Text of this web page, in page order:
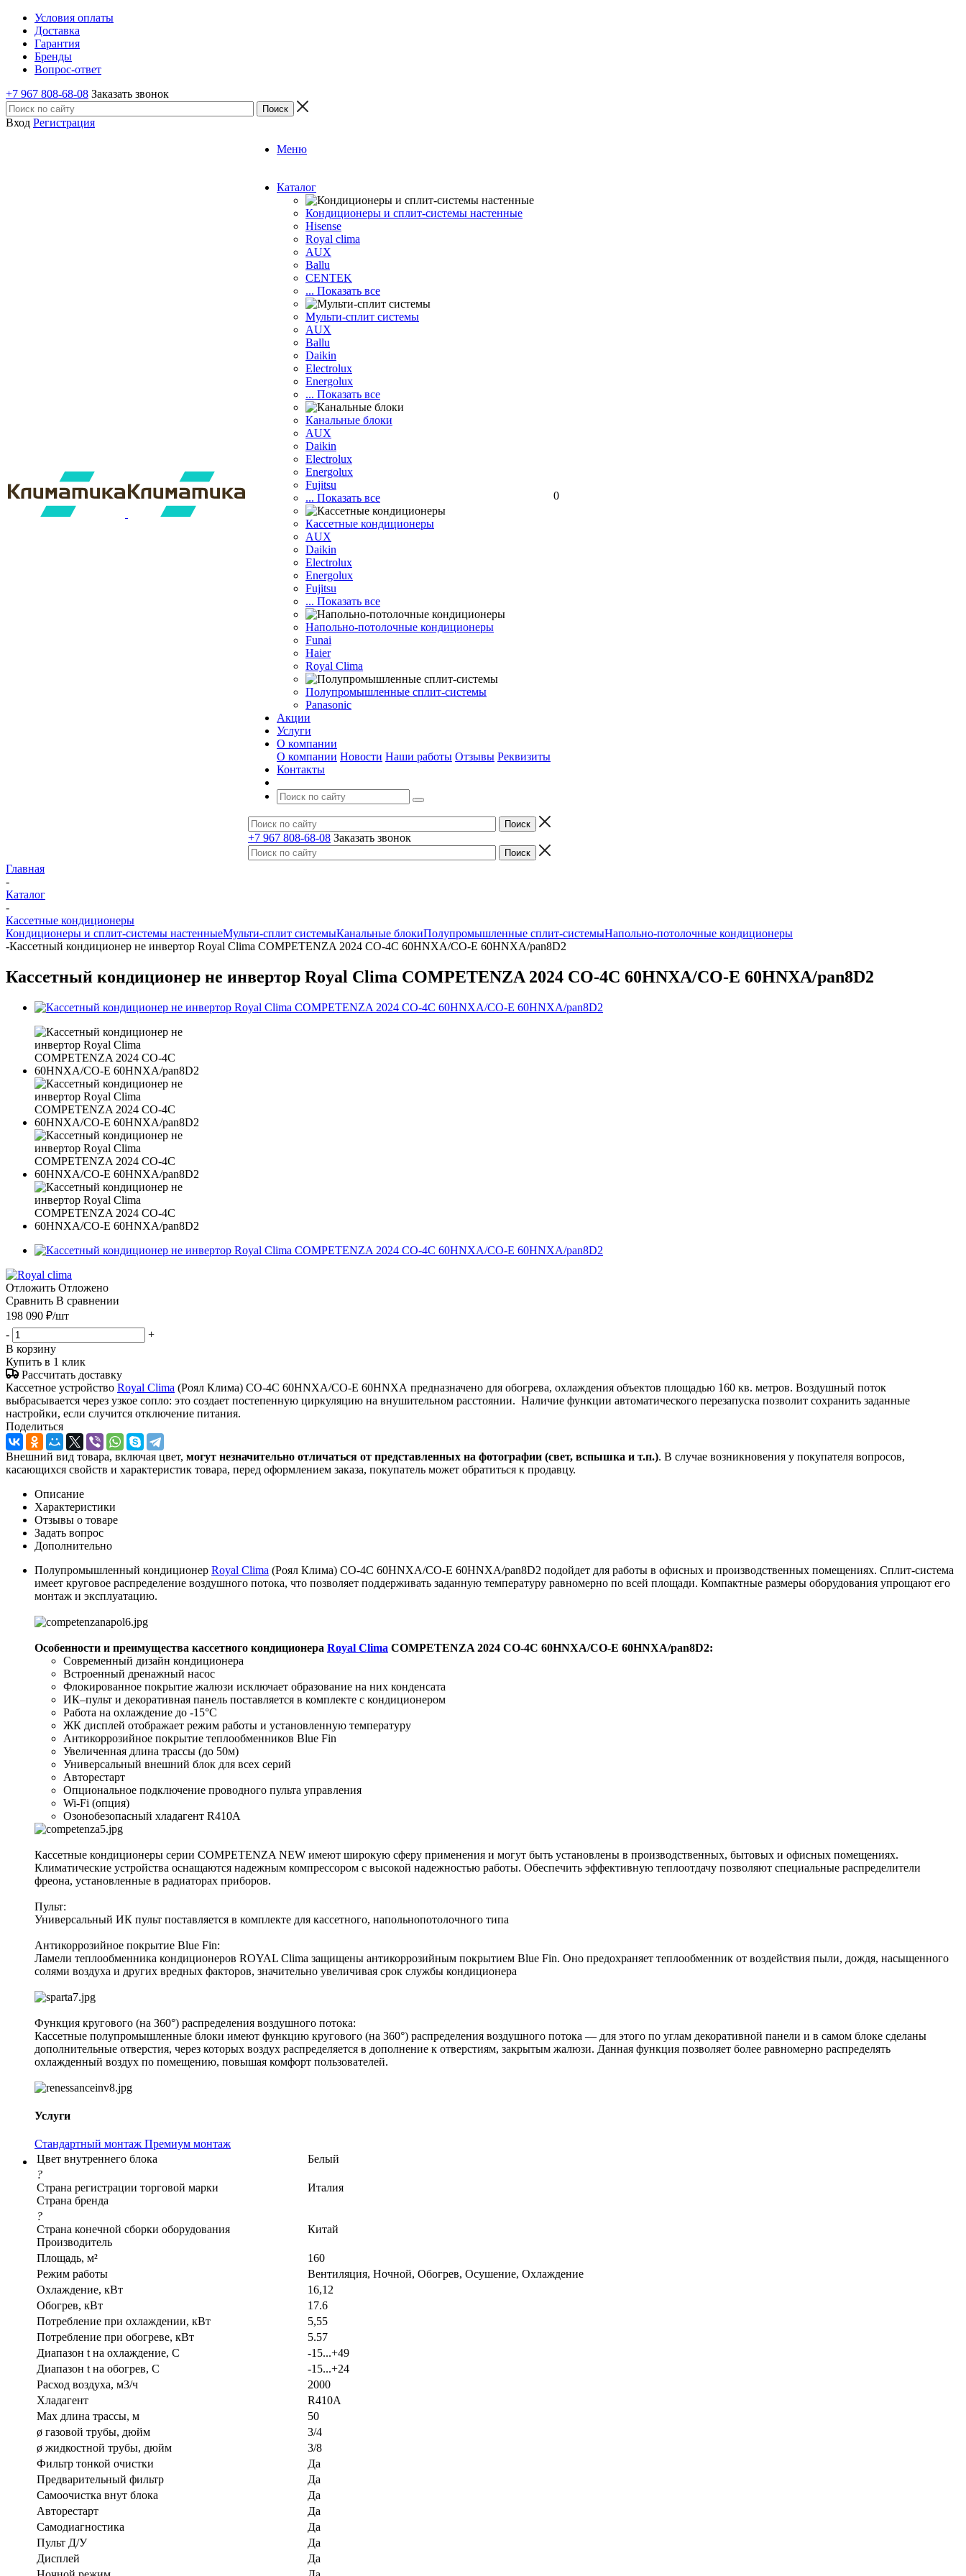
Условия оплаты
Доставка
Гарантия
Бренды
Вопрос-ответ
+7 967 808-68-08 Заказать звонок
Вход Регистрация
Меню
Каталог
Кондиционеры и сплит-системы настенные
Hisense
Royal clima
AUX
Ballu
CENTEK
... Показать все
Мульти-сплит системы
AUX
Ballu
Daikin
Electrolux
Energolux
... Показать все
Канальные блоки
AUX
Dаikin
Electrolux
Energolux
Fujitsu
... Показать все
Кассетные кондиционеры
AUX
Daikin
Electrolux
Energolux
Fujitsu
... Показать все
Напольно-потолочные кондиционеры
Funai
Haier
Royal Clima
Полупромышленные сплит-системы
Panasonic
Акции
Услуги
О компании
О компании Новости Наши работы Отзывы Реквизиты
Контакты
+7 967 808-68-08 Заказать звонок
0
Главная
-
Каталог
-
Кассетные кондиционеры
Кондиционеры и сплит-системы настенныеМульти-сплит системыКанальные блокиПолупромышленные сплит-системыНапольно-потолочные кондиционеры
-Кассетный кондиционер не инвертор Royal Clima COMPETENZA 2024 CO-4C 60HNXA/CO-E 60HNXA/pan8D2
Кассетный кондиционер не инвертор Royal Clima COMPETENZA 2024 CO-4C 60HNXA/CO-E 60HNXA/pan8D2
Отложить Отложено
Сравнить В сравнении
198 090 ₽/шт
-
+
В корзину
Купить в 1 клик
Рассчитать доставку
Кассетное устройство Royal Clima (Роял Клима) CO-4C 60HNXA/CO-E 60HNXA предназначено для обогрева, охлаждения объектов площадью 160 кв. метров. Воздушный поток
выбрасывается через узкое сопло: это создает постепенную циркуляцию на внушительном расстоянии. Наличие функции автоматического перезапуска позволит сохранить заданные
настройки, если случится отключение питания.
Поделиться
Внешний вид товара, включая цвет, могут незначительно отличаться от представленных на фотографии (свет, вспышка и т.п.). В случае возникновения у покупателя вопросов,
касающихся свойств и характеристик товара, перед оформлением заказа, покупатель может обратиться к продавцу.
Описание
Характеристики
Отзывы о товаре
Задать вопрос
Дополнительно
Полупромышленный кондиционер Royal Clima (Роял Клима) CO-4C 60HNXA/CO-E 60HNXA/pan8D2 подойдет для работы в офисных и производственных помещениях. Сплит-система
имеет круговое распределение воздушного потока, что позволяет поддерживать заданную температуру равномерно по всей площади. Компактные размеры оборудования упрощают его
монтаж и эксплуатацию.
Особенности и преимущества кассетного кондиционера Royal Clima COMPETENZA 2024 CO-4C 60HNXA/CO-E 60HNXA/pan8D2:
Современный дизайн кондиционера
Встроенный дренажный насос
Флокированное покрытие жалюзи исключает образование на них конденсата
ИК–пульт и декоративная панель поставляется в комплекте с кондиционером
Работа на охлаждение до -15°С
ЖК дисплей отображает режим работы и установленную температуру
Антикоррозийное покрытие теплообменников Blue Fin
Увеличенная длина трассы (до 50м)
Универсальный внешний блок для всех серий
Авторестарт
Опциональное подключение проводного пульта управления
Wi-Fi (опция)
Озонобезопасный хладагент R410A
Кассетные кондиционеры серии COMPETENZA NEW имеют широкую сферу применения и могут быть установлены в производственных, бытовых и офисных помещениях.
Климатические устройства оснащаются надежным компрессором с высокой надежностью работы. Обеспечить эффективную теплоотдачу позволяют специальные распределители
фреона, установленные в радиаторах приборов.
Пульт:
Универсальный ИК пульт поставляется в комплекте для кассетного, напольнопотолочного типа
Антикоррозийное покрытие Blue Fin:
Ламели теплообменника кондиционеров ROYAL Clima защищены антикоррозийным покрытием Blue Fin. Оно предохраняет теплообменник от воздействия пыли, дождя, насыщенного
солями воздуха и других вредных факторов, значительно увеличивая срок службы кондиционера
Функция кругового (на 360°) распределения воздушного потока:
Кассетные полупромышленные блоки имеют функцию кругового (на 360°) распределения воздушного потока — для этого по углам декоративной панели и в самом блоке сделаны
дополнительные отверстия, через которых воздух распределяется в дополнение к отверстиям, закрытым жалюзи. Данная функция позволяет более равномерно распределять
охлажденный воздух по помещению, повышая комфорт пользователей.
Услуги
Стандартный монтаж Премиум монтаж
Цвет внутреннего блока
Белый
?
Страна регистрации торговой марки
Страна бренда
Италия
?
Страна конечной сборки оборудования
Производитель
Китай
Площадь, м²
160
Режим работы
Вентиляция, Ночной, Обогрев, Осушение, Охлаждение
Охлаждение, кВт
16,12
Обогрев, кВт
17.6
Потребление при охлаждении, кВт
5,55
Потребление при обогреве, кВт
5.57
Диапазон t на охлаждение, С
-15...+49
Диапазон t на обогрев, С
-15...+24
Расход воздуха, м3/ч
2000
Хладагент
R410A
Max длина трассы, м
50
ø газовой трубы, дюйм
3/4
ø жидкостной трубы, дюйм
3/8
Фильтр тонкой очистки
Да
Предварительный фильтр
Да
Самоочистка внут блока
Да
Авторестарт
Да
Самодиагностика
Да
Пульт Д/У
Да
Дисплей
Да